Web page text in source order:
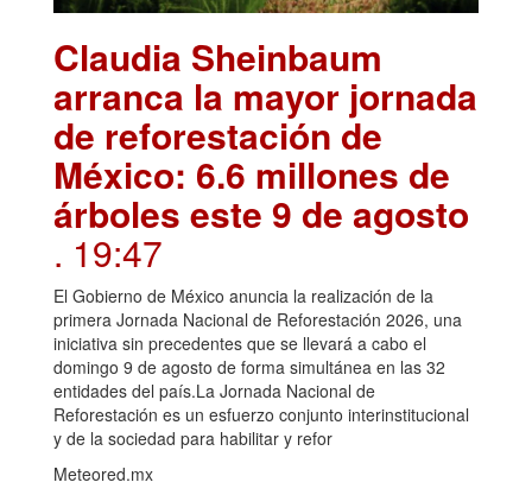
Claudia Sheinbaum
arranca la mayor jornada
de reforestación de
México: 6.6 millones de
árboles este 9 de agosto
. 19:47
El Gobierno de México anuncia la realización de la
primera Jornada Nacional de Reforestación 2026, una
iniciativa sin precedentes que se llevará a cabo el
domingo 9 de agosto de forma simultánea en las 32
entidades del país.La Jornada Nacional de
Reforestación es un esfuerzo conjunto interinstitucional
y de la sociedad para habilitar y refor
Meteored.mx